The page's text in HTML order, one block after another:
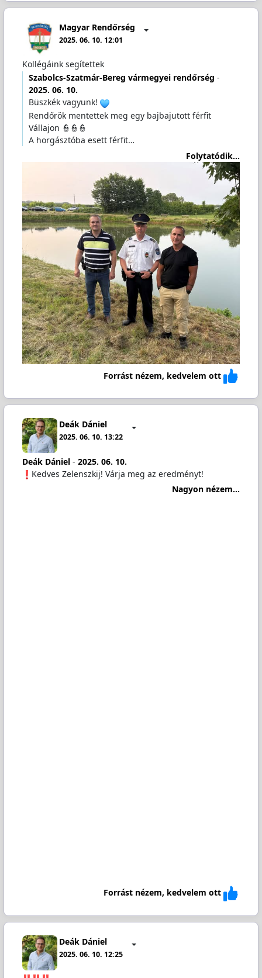
Magyar Rendőrség
2025. 06. 10. 12:01
Kollégáink segítettek
Szabolcs-Szatmár-Bereg vármegyei rendőrség -
2025. 06. 10.
Büszkék vagyunk!
Rendőrök mentettek meg egy bajbajutott férfit
Vállajon 👮👮👮
A horgásztóba esett férfit…
Folytatódik...
Forrást nézem, kedvelem ott
Deák Dániel
2025. 06. 10. 13:22
Deák Dániel- 2025. 06. 10.
️Kedves Zelenszkij! Várja meg az eredményt!
Nagyon nézem...
Forrást nézem, kedvelem ott
Deák Dániel
2025. 06. 10. 12:25